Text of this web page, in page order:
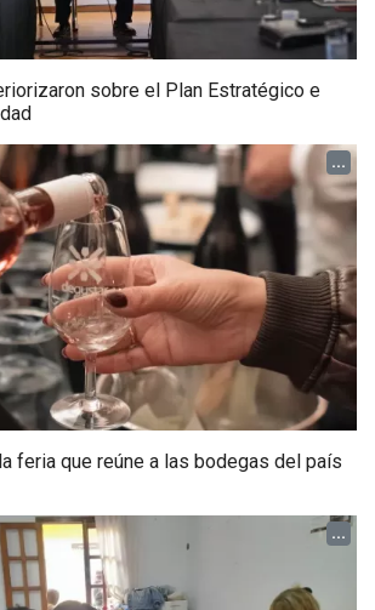
sobre el Plan Estratégico e
...
feria que reúne a las bodegas del país
...